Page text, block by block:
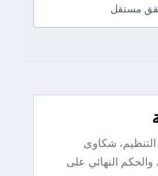
مستقل
شكاوى
النهائي على